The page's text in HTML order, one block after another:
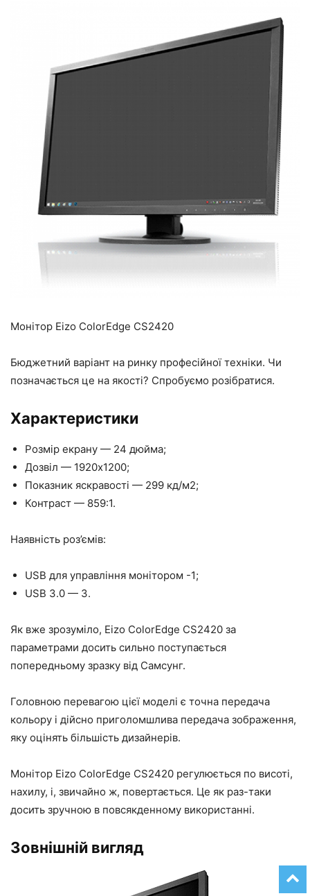
Монітор Eizo ColorEdge CS2420
Бюджетний варіант на ринку професійної техніки. Чи
позначається це на якості? Спробуємо розібратися.
Характеристики
Розмір екрану — 24 дюйма;
Дозвіл — 1920х1200;
Показник яскравості — 299 кд/м2;
Контраст — 859:1.
Наявність роз’ємів:
USB для управління монітором -1;
USB 3.0 — 3.
Як вже зрозуміло, Eizo ColorEdge CS2420 за
параметрами досить сильно поступається
попередньому зразку від Самсунг.
Головною перевагою цієї моделі є точна передача
кольору і дійсно приголомшлива передача зображення,
яку оцінять більшість дизайнерів.
Монітор Eizo ColorEdge CS2420 регулюється по висоті,
нахилу, і, звичайно ж, повертається. Це як раз-таки
досить зручною в повсякденному використанні.
Зовнішній вигляд